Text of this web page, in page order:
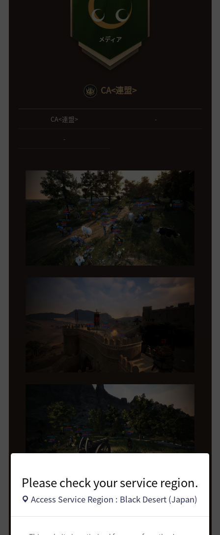
Please check your service region.
Access Service Region : Black Desert (Japan)
メディア
CA<連盟>
CA<連盟> -
-